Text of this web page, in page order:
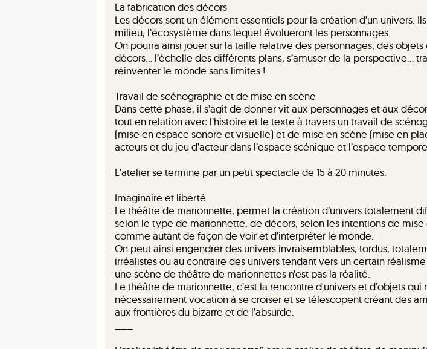
La fabrication des décors
Les décors sont un élément essentiels pour la création d’un univers.
milieu, l’écosystème dans lequel évolueront les personnages.
On pourra ainsi jouer sur la taille relative des personnages, des objets
décors… l’échelle des différents plans, s’amuser de la perspective…
réinventer le monde sans limites !
Travail de scénographie et de mise en scène
Dans cette phase, il s’agit de donner vit aux personnages et aux
tout en relation avec l’histoire et le texte à travers un travail de
(mise en espace sonore et visuelle) et de mise en scène (mise en
acteurs et du jeu d’acteur dans l’espace scénique et l’espace
L’atelier se termine par un petit spectacle de 15 à 20 minutes.
Imaginaire et liberté
Le théâtre de marionnette, permet la création d’univers totalement
selon le type de marionnette, de décors, selon les intentions de mise
comme autant de façon de voir et d’interpréter le monde.
On peut ainsi engendrer des univers invraisemblables, tordus,
irréalistes ou au contraire des univers tendant vers un certain
une scène de théâtre de marionnettes n’est pas la réalité.
Le théâtre de marionnette, c’est la rencontre d'univers et d’objets qui
nécessairement vocation à se croiser et se télescopent créant des
aux frontières du bizarre et de l’absurde.